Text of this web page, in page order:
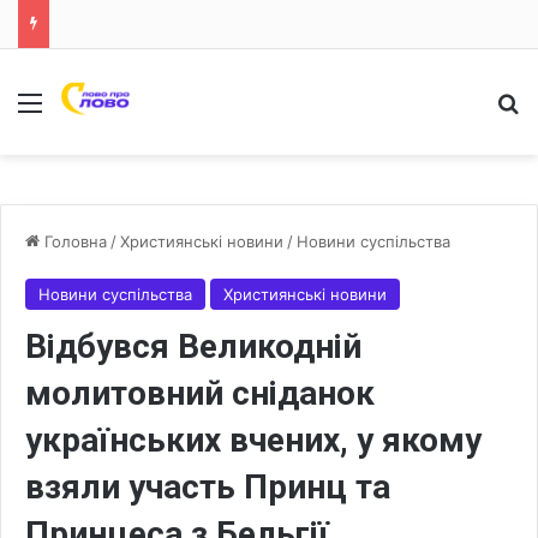
Меню
Головна /Християнські новини / Новини суспільства
Новини суспільства Християнські новини
Відбувся Великодній
молитовний сніданок
українських вчених, у якому
взяли участь Принц та